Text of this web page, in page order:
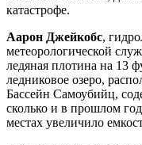
катастрофе.
Аарон Джейкобс,
метеорологической
ледяная плотина на 13
ледниковое озеро,
Бассейн Самоубийц,
сколько и в прошлом
местах увеличило